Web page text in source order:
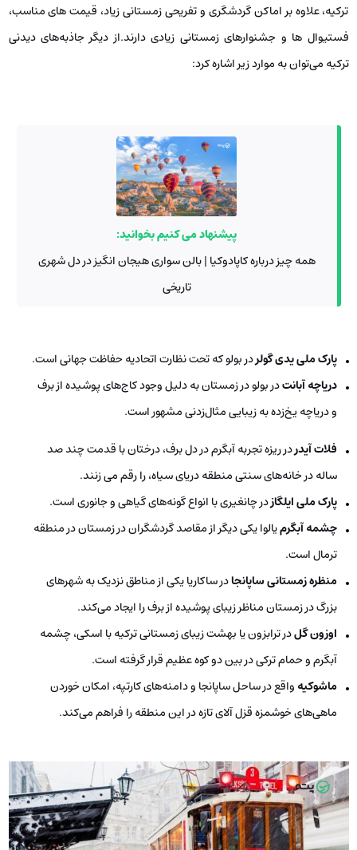
ترکیه، علاوه بر اماکن گردشگری و تفریحی زمستانی زیاد، قیمت های مناسب،
فستیوال ها و جشنوارهای زمستانی زیادی دارند.از دیگر جاذبه‌های دیدنی
ترکیه می‌توان به موارد زیر اشاره کرد:
پیشنهاد می کنیم بخوانید:
همه چیز درباره کاپادوکیا | بالن سواری هیجان انگیز در دل شهری
تاریخی
پارک ملی یدی گولردر بولو که تحت نظارت اتحادیه حفاظت جهانی است.
دریاچه آبانتدر بولو در زمستان به دلیل وجود کاج‌های پوشیده از برف
و دریاچه یخ‌زده به زیبایی مثال‌زدنی مشهور است.
فلات آیدردر ریزه تجربه آبگرم در دل برف، درختان با قدمت چند صد
ساله در خانه‌های سنتی منطقه دریای سیاه، را رقم می زنند.
پارک ملی ایلگازدر چانغیری با انواع گونه‌های گیاهی و جانوری است.
چشمه آبگرمیالوا یکی دیگر از مقاصد گردشگران در زمستان در منطقه
ترمال است.
منظره زمستانی ساپانجادر ساکاریا یکی از مناطق نزدیک به شهرهای
بزرگ در زمستان مناظر زیبای پوشیده از برف را ایجاد می‌کند.
اوزون گلدر ترابزون یا بهشت زیبای زمستانی ترکیه با اسکی، چشمه
آبگرم و حمام ترکی در بین دو کوه عظیم قرار گرفته است.
ماشوکیه واقع در ساحل ساپانجا و دامنه‌های کارتپه، امکان خوردن
ماهی‌های خوشمزه قزل آلای تازه در این منطقه را فراهم می‌کند.